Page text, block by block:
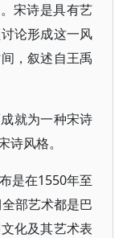
宋诗是具有艺
论形成这一风
，叙述自王禹
就为一种宋诗
风格。
是在1550年至
部艺术都是巴
化及其艺术表